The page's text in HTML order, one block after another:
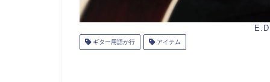
ギター用語か行 アイテム